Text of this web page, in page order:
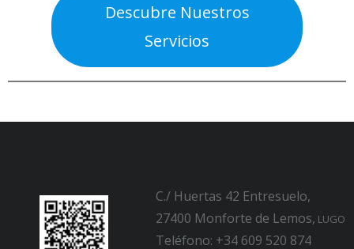
Descubre Nuestros
Servicios
C./ Huertas 42 Entresuelo,
27400 Monforte de Lemos, LUGO
Teléfono: +34 609 520 874